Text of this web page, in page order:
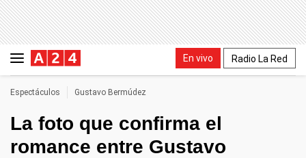
En vivo Radio La Red
Espectáculos Gustavo Bermúdez
La foto que confirma el
romance entre Gustavo